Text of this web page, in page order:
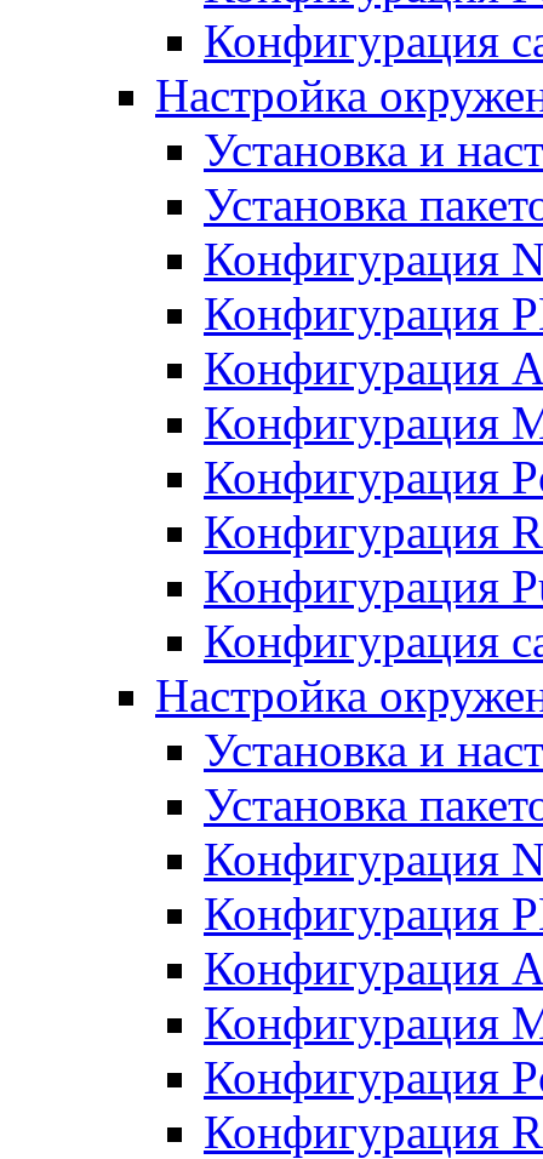
Конфигурация
Настройка
Установка и
Установка
Конфигурация
Конфигурация
Конфигурация
Конфигурация
Конфигурация
Конфигурация
Конфигурация
Конфигурация
Настройка
Установка и
Установка
Конфигурация
Конфигурация
Конфигурация
Конфигурация
Конфигурация
Конфигурация